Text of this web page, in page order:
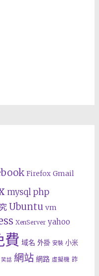
Firefox Gmail
mysql php
Ubuntu vm
XenServer yahoo
費 域名 外掛 安裝 小米
笑話 網站 網路 虛擬機 詐